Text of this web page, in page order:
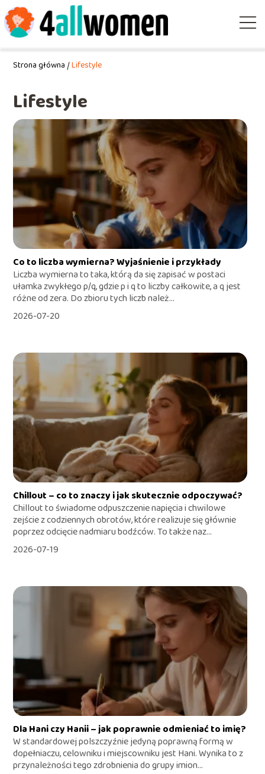
Strona główna/Lifestyle
Lifestyle
Co to liczba wymierna? Wyjaśnienie i przykłady
Liczba wymierna to taka, którą da się zapisać w postaci
ułamka zwykłego p/q, gdzie p i q to liczby całkowite, a q jest
różne od zera. Do zbioru tych liczb należ...
2026-07-20
Chillout – co to znaczy i jak skutecznie odpoczywać?
Chillout to świadome odpuszczenie napięcia i chwilowe
zejście z codziennych obrotów, które realizuje się głównie
poprzez odcięcie nadmiaru bodźców. To także naz...
2026-07-19
Dla Hani czy Hanii – jak poprawnie odmieniać to imię?
W standardowej polszczyźnie jedyną poprawną formą w
dopełniaczu, celowniku i miejscowniku jest Hani. Wynika to z
przynależności tego zdrobnienia do grupy imion...